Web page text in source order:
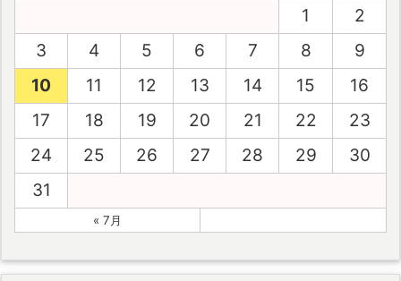
1
2
3
4 5 6 7 8
9
10
11 12 13 14 15
16
17
18 19 20 21 22
23
24
25 26 27 28 29
30
31
« 7月